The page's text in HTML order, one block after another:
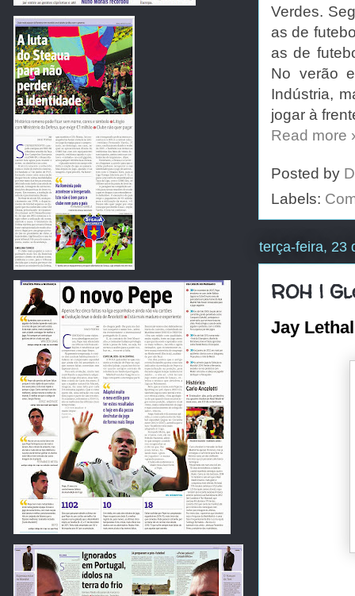
Verdes.
as de
as de
No verão
Indústria,
jogar à
Read more
Posted by
Labels:
terça-feira, 23
ROH |
Jay